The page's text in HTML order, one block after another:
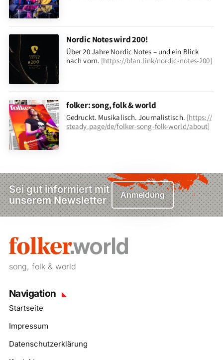
Nordic Notes wird 200!
Über 20 Jahre Nordic Notes – und ein Blick
nach vorn. [https://bfan.link/nordic-notes-200]
folker: song, folk & world
Gedruckt. Musikalisch. Journalistisch. [https://
steady.page/de/folker-song-folk-world/about]
Sei gut informiert mit
unserem Newsletter
Anmeldung
song, folk & world
Navigation
Startseite
Impressum
Datenschutzerklärung